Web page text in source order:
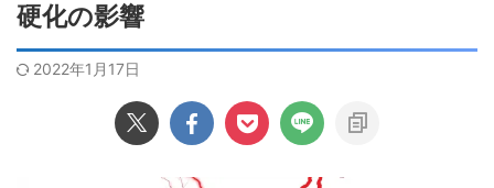
硬化の影響
2022年1月17日